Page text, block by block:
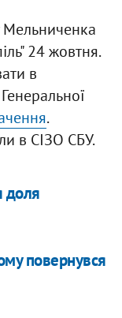
24 жовтня.
в
.
в СІЗО СБУ.
доля
повернувся